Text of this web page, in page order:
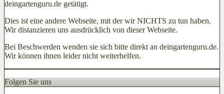
deingartenguru.de getätigt.
Dies ist eine andere Webseite, mit der wir NICHTS zu tun haben.
Wir distanzieren uns ausdrücklich von dieser Webseite.
Bei Beschwerden wenden sie sich bitte direkt an deingartenguru.de.
Wir können ihnen leider nicht weiterhelfen.
Folgen Sie uns